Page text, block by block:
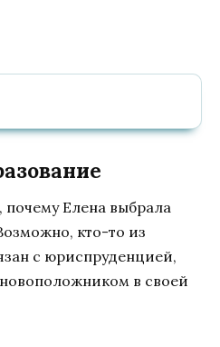
почему Елена выбрала
кто-то из
с юриспруденцией,
в своей